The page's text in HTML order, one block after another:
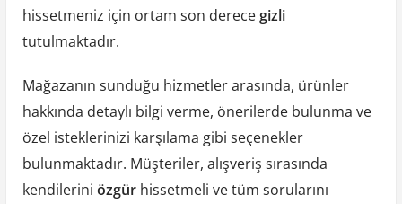
hissetmeniz için ortam son derecegizli
tutulmaktadır.
Mağazanın sunduğu hizmetler arasında, ürünler
hakkında detaylı bilgi verme, önerilerde bulunma ve
özel isteklerinizi karşılama gibi seçenekler
bulunmaktadır. Müşteriler, alışveriş sırasında
kendilerini özgürhissetmeli ve tüm sorularını